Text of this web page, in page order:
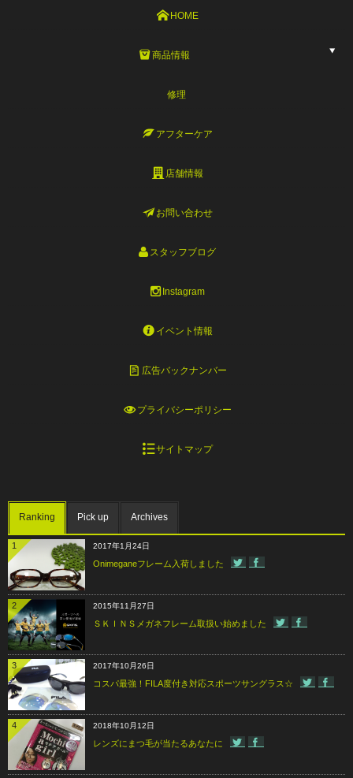
HOME
商品情報
修理
アフターケア
店舗情報
お問い合わせ
スタッフブログ
Instagram
イベント情報
広告バックナンバー
プライバシーポリシー
サイトマップ
Ranking Pick up Archives
1 2017年1月24日
Onimeganeフレーム入荷しました
2 2015年11月27日
ＳＫＩＮＳメガネフレーム取扱い始めました
3 2017年10月26日
コスパ最強！FILA度付き対応スポーツサングラス☆
4 2018年10月12日
レンズにまつ毛が当たるあなたに